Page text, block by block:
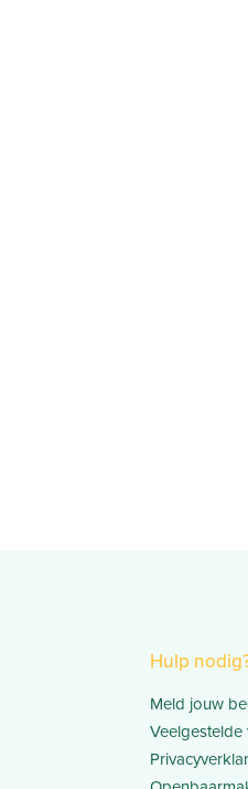
Hulp
Meld jouw
Veelgestelde